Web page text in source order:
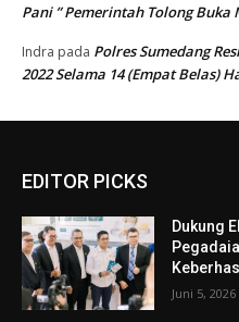
Pani ” Pemerintah Tolong Buka
Indra pada Polres Sumedang
2022 Selama 14 (Empat Belas)
EDITOR PICKS
Dukung
Juni 5, 2026